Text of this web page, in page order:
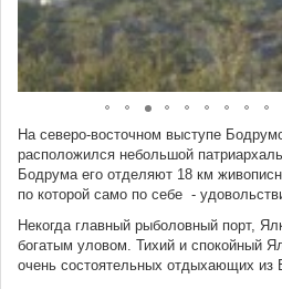
На северо-восточном выступе
расположился небольшой
Бодрума его отделяют 18 км
по которой само по себе -
Некогда главный рыболовный порт,
богатым уловом. Тихий и спокойный
очень состоятельных отдыхающих из